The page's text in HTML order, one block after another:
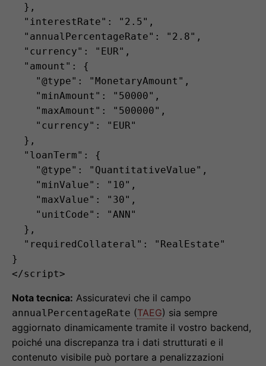
  },
  "interestRate": "2.5",
  "annualPercentageRate": "2.8",
  "currency": "EUR",
  "amount": {
    "@type": "MonetaryAmount",
    "minAmount": "50000",
    "maxAmount": "500000",
    "currency": "EUR"
  },
  "loanTerm": {
    "@type": "QuantitativeValue",
    "minValue": "10",
    "maxValue": "30",
    "unitCode": "ANN"
  },
  "requiredCollateral": "RealEstate"
}
Nota tecnica: Assicuratevi che il campo
annualPercentageRate (TAEG) sia sempre
aggiornato dinamicamente tramite il vostro backend,
poiché una discrepanza tra i dati strutturati e il
contenuto visibile può portare a penalizzazioni